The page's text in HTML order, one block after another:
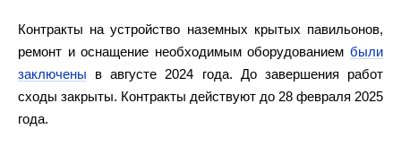
Контракты на устройство наземных крытых павильонов,
ремонт и оснащение необходимым оборудованием были
заключены в августе 2024 года. До завершения работ
сходы закрыты. Контракты действуют до 28 февраля 2025
года.